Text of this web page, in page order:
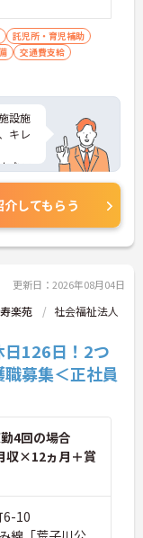
託児所・育児補助
交通費支給
設施
キレ
なフ
でコ
ス
）、
な
ちか
職員
をお
♪
介してもらう
更新日：2026年08月04日
楽苑
社会福祉法人
日126日！2つ
募集＜正社員
4回の場合
収×12ヵ月＋賞
6-10